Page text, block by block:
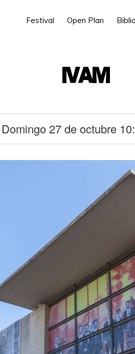
Festival Open Plan
IVAM
Domingo 27 de octubre